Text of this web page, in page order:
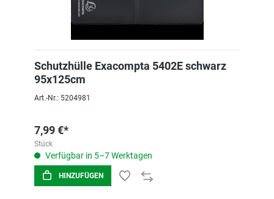
Schutzhülle Exacompta 5402E schwarz
95x125cm
Art.-Nr.: 5204981
7,99 €*
Stück
Verfügbar in 5–7 Werktagen
HINZUFÜGEN